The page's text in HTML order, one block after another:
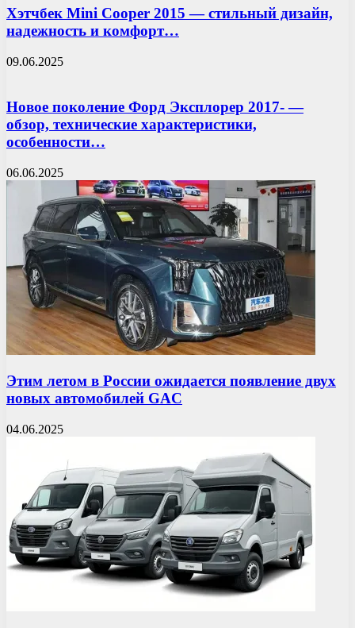
Хэтчбек Mini Cooper 2015 — стильный дизайн,
надежность и комфорт…
09.06.2025
Новое поколение Форд Эксплорер 2017- —
обзор, технические характеристики,
особенности…
06.06.2025
Этим летом в России ожидается появление двух
новых автомобилей GAC
04.06.2025